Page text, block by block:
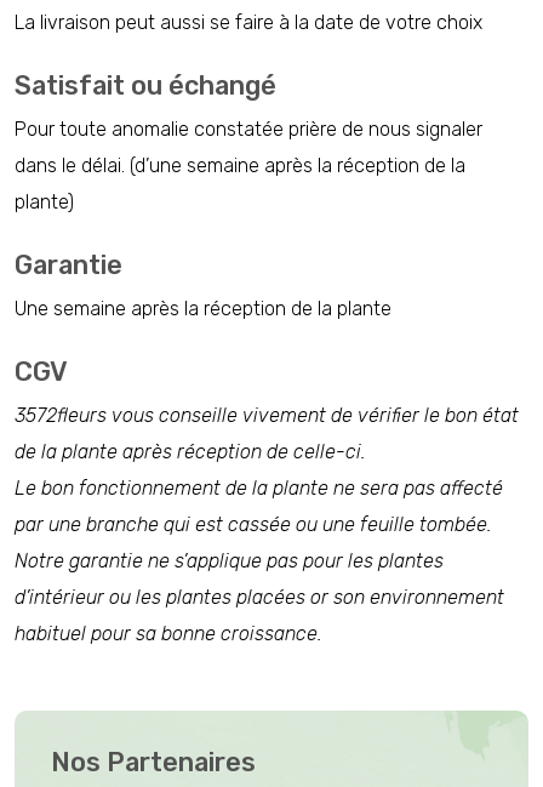
La livraison peut aussi se faire à la date de votre choix
Satisfait ou échangé
Pour toute anomalie constatée prière de nous signaler
dans le délai. (d’une semaine après la réception de la
plante)
Garantie
Une semaine après la réception de la plante
CGV
3572fleurs vous conseille vivement de vérifier le bon état
de la plante après réception de celle-ci.
Le bon fonctionnement de la plante ne sera pas affecté
par une branche qui est cassée ou une feuille tombée.
Notre garantie ne s’applique pas pour les plantes
d’intérieur ou les plantes placées or son environnement
habituel pour sa bonne croissance.
Nos Partenaires